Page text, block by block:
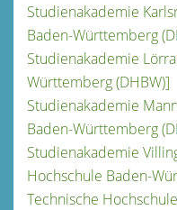
Studienakademie
Baden-Württemberg
Studienakademie
Württemberg (DHBW)]
Studienakademie
Baden-Württemberg
Studienakademie
Hochschule Baden-
Technische